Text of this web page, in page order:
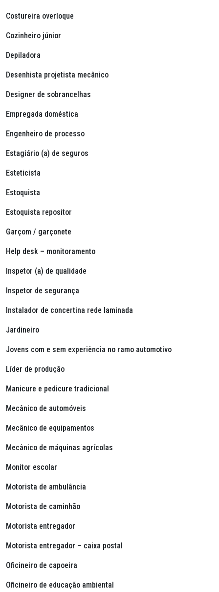
Costureira overloque
Cozinheiro júnior
Depiladora
Desenhista projetista mecânico
Designer de sobrancelhas
Empregada doméstica
Engenheiro de processo
Estagiário (a) de seguros
Esteticista
Estoquista
Estoquista repositor
Garçom / garçonete
Help desk – monitoramento
Inspetor (a) de qualidade
Inspetor de segurança
Instalador de concertina rede laminada
Jardineiro
Jovens com e sem experiência no ramo automotivo
Líder de produção
Manicure e pedicure tradicional
Mecânico de automóveis
Mecânico de equipamentos
Mecânico de máquinas agrícolas
Monitor escolar
Motorista de ambulância
Motorista de caminhão
Motorista entregador
Motorista entregador – caixa postal
Oficineiro de capoeira
Oficineiro de educação ambiental